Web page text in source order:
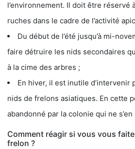
l’environnement. Il doit être réservé
ruches dans le cadre de l’activité
Du début de l’été jusqu’à mi-
faire détruire les nids secondaires
à la cime des arbres ;
En hiver, il est inutile d’intervenir
nids de frelons asiatiques. En cette
abandonné par la colonie qui ne
Comment réagir si vous vous
frelon ?